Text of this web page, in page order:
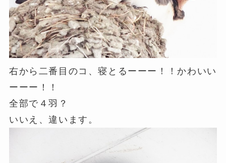
右から二番目のコ、寝とるーーー！！かわいい
ーーー！！
全部で４羽？
いいえ、違います。